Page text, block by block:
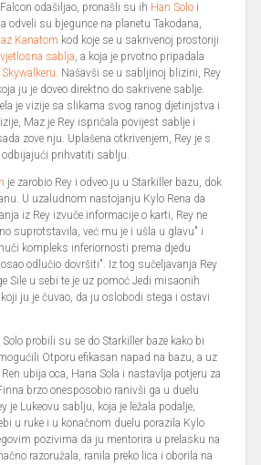
odašiljao, pronašli su ih Han Solo i
odveli su bjegunce na planetu Takodana,
Kanatom kod koje se u sakrivenoj prostoriji
sablja, a koja je prvotno pripadala
. Našavši se u sabljinoj blizini, Rey
ju je doveo direktno do sakrivene sablje.
je vizije sa slikama svog ranog djetinjstva i
Maz je Rey ispričala povijest sablje i
zove nju. Uplašena otkrivenjem, Rey je s
prihvatiti sablju.
je zarobio Rey i odveo ju u Starkiller bazu, dok
U uzaludnom nastojanju Kylo Rena da
iz Rey izvuče informacije o karti, Rey ne
suprotstavila, već mu je i ušla u glavu" i
kompleks inferiornosti prema djedu
odlučio dovršiti". Iz tog sučeljavanja Rey
Sile u sebi te je uz pomoć Jedi misaonih
ju je čuvao, da ju oslobodi stega i ostavi
probili su se do Starkiller baze kako bi
Otporu efikasan napad na bazu, a uz
ubija oca, Hana Sola i nastavlja potjeru za
brzo onesposobio ranivši ga u duelu
je Lukeovu sablju, koja je ležala podalje,
u ruke i u konačnom duelu porazila Kylo
pozivima da ju mentorira u prelasku na
razoružala, ranila preko lica i oborila na